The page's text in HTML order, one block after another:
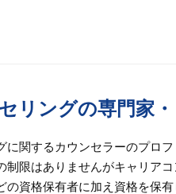
リングの専門家
関するカウンセラーのプロ
限はありませんがキャリア
資格保有者に加え資格を保